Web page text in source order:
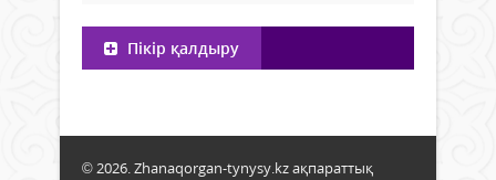
Пікір қалдыру
© 2026. Zhanaqorgan-tynysy.kz ақпараттық